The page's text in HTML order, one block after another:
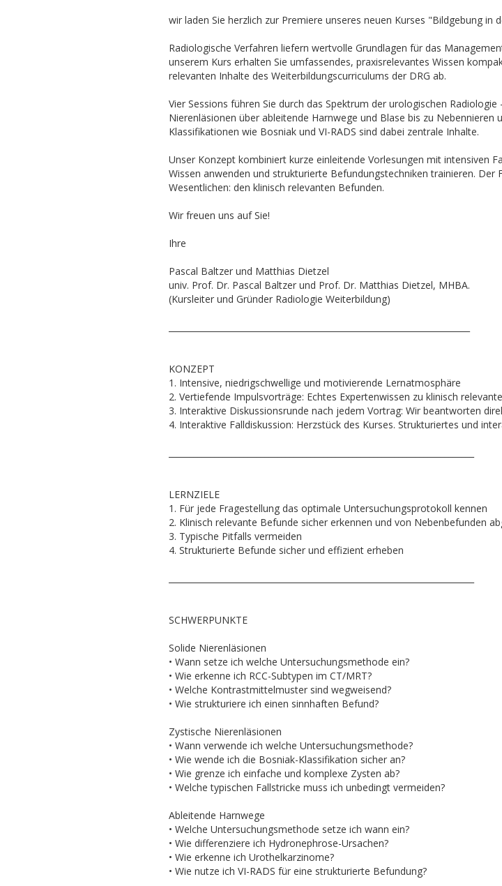
wir laden Sie herzlich zur Premiere unseres neuen Kurses "Bildgebung in
Radiologische Verfahren liefern wertvolle Grundlagen für das
unserem Kurs erhalten Sie umfassendes, praxisrelevantes Wissen
relevanten Inhalte des Weiterbildungscurriculums der DRG ab.
Vier Sessions führen Sie durch das Spektrum der urologischen
Nierenläsionen über ableitende Harnwege und Blase bis zu Nebennieren
Klassifikationen wie Bosniak und VI-RADS sind dabei zentrale Inhalte.
Unser Konzept kombiniert kurze einleitende Vorlesungen mit intensiven
Wissen anwenden und strukturierte Befundungstechniken trainieren. Der
Wesentlichen: den klinisch relevanten Befunden.
Wir freuen uns auf Sie!
Ihre
Pascal Baltzer und Matthias Dietzel
univ. Prof. Dr. Pascal Baltzer und Prof. Dr. Matthias Dietzel, MHBA.
(Kursleiter und Gründer Radiologie Weiterbildung)
KONZEPT
1. Intensive, niedrigschwellige und motivierende Lernatmosphäre
2. Vertiefende Impulsvorträge: Echtes Expertenwissen zu klinisch
3. Interaktive Diskussionsrunde nach jedem Vortrag: Wir beantworten
4. Interaktive Falldiskussion: Herzstück des Kurses. Strukturiertes und
LERNZIELE
1. Für jede Fragestellung das optimale Untersuchungsprotokoll kennen
2. Klinisch relevante Befunde sicher erkennen und von Nebenbefunden
3. Typische Pitfalls vermeiden
4. Strukturierte Befunde sicher und effizient erheben
SCHWERPUNKTE
Solide Nierenläsionen
• Wann setze ich welche Untersuchungsmethode ein?
• Wie erkenne ich RCC-Subtypen im CT/MRT?
• Welche Kontrastmittelmuster sind wegweisend?
• Wie strukturiere ich einen sinnhaften Befund?
Zystische Nierenläsionen
• Wann verwende ich welche Untersuchungsmethode?
• Wie wende ich die Bosniak-Klassifikation sicher an?
• Wie grenze ich einfache und komplexe Zysten ab?
• Welche typischen Fallstricke muss ich unbedingt vermeiden?
Ableitende Harnwege
• Welche Untersuchungsmethode setze ich wann ein?
• Wie differenziere ich Hydronephrose-Ursachen?
• Wie erkenne ich Urothelkarzinome?
• Wie nutze ich VI-RADS für eine strukturierte Befundung?